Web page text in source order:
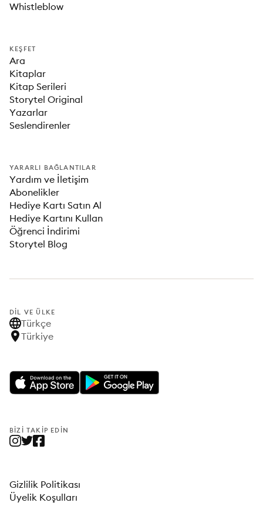
Whistleblow
KEŞFET
Ara
Kitaplar
Kitap Serileri
Storytel Original
Yazarlar
Seslendirenler
YARARLI BAĞLANTILAR
Yardım ve İletişim
Abonelikler
Hediye Kartı Satın Al
Hediye Kartını Kullan
Öğrenci İndirimi
Storytel Blog
DIL VE ÜLKE
Türkçe
Türkiye
BIZI TAKIP EDIN
Gizlilik Politikası
Üyelik Koşulları